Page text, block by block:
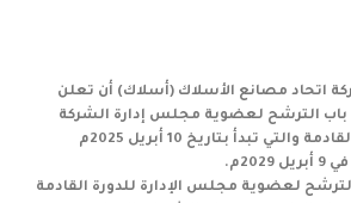
اتحاد مصانع الأسلاك (أسلاك) أن تعلن
الترشح لعضوية مجلس إدارة الشركة
للدورة القادمة والتي تبدأ بتاريخ 10 أبريل 2025م
لعضوية مجلس الإدارة للدورة القادمة